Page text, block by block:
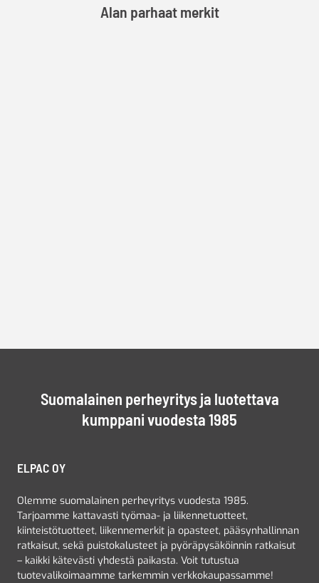
Alan parhaat merkit
Suomalainen perheyritys ja luotettava
kumppani vuodesta 1985
ELPAC OY
Olemme suomalainen perheyritys vuodesta 1985.
Tarjoamme kattavasti työmaa- ja liikennetuotteet,
kiinteistötuotteet, liikennemerkit ja opasteet, pääsynhallinnan
ratkaisut, sekä puistokalusteet ja pyöräpysäköinnin ratkaisut
– kaikki kätevästi yhdestä paikasta. Voit tutustua
tuotevalikoimaamme tarkemmin verkkokaupassamme!